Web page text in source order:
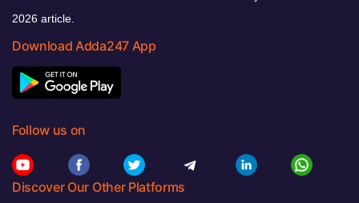
2026 article.
Download Adda247 App
Follow us on
Discover Our Other Platforms